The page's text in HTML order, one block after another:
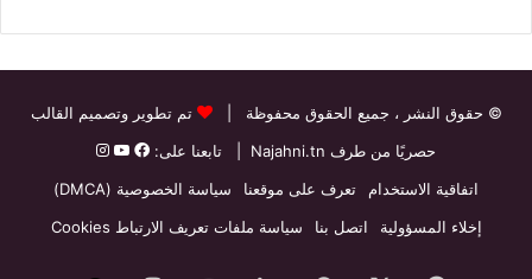
© حقوق النشر ، جميع الحقوق محفوظة |
تم تطوير وتصميم القالب
حصريًا من طرف Najahni.tn | تابعنا على:
اتفاقية الاستخدام
تعرف على موقعنا
سياسة الخصوصية (DMCA)
إخلاء المسؤولية
اتصل بنا سياسة ملفات تعريف الارتباط Cookies